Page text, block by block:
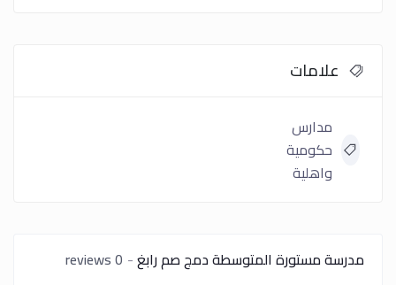
علامات
مدارس
حكومية
واهلية
مدرسة مستورة المتوسطة دمج صم رابغ 0 reviews